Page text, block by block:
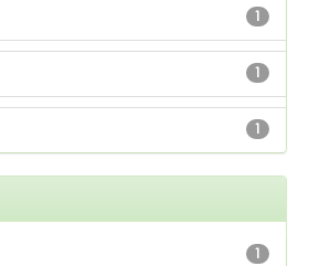
1
1
1
1